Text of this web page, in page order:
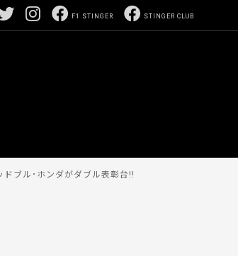
STINGER CLUB
F1 STINGER
ブル･ホンダがダブル表彰台!!